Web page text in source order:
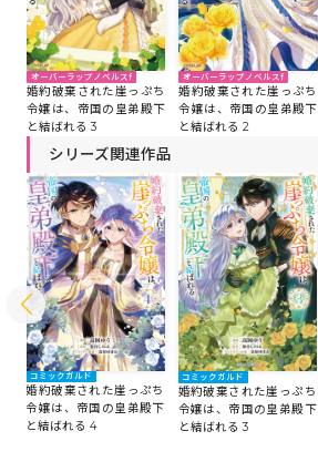
オーバーラップノベルスf
婚約破棄された崖っぷち
令嬢は、帝国の皇弟殿下
と結ばれる 3
オーバーラップノベルスf
婚約破棄された崖っぷち
令嬢は、帝国の皇弟殿下
と結ばれる 2
シリーズ関連作品
コミックガルド
婚約破棄された崖っぷち
令嬢は、帝国の皇弟殿下
と結ばれる 4
コミックガルド
婚約破棄された崖っぷち
令嬢は、帝国の皇弟殿下
と結ばれる 3